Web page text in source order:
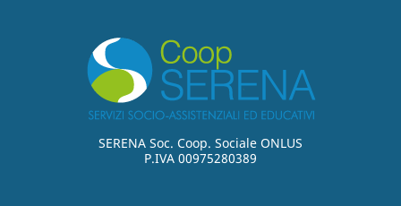
SERENA Soc. Coop. Sociale ONLUS
P.IVA 00975280389